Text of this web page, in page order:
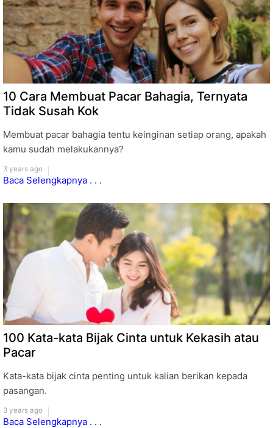
10 Cara Membuat Pacar Bahagia, Ternyata
Tidak Susah Kok
Membuat pacar bahagia tentu keinginan setiap orang, apakah
kamu sudah melakukannya?
3 years ago
Baca Selengkapnya . . .
100 Kata-kata Bijak Cinta untuk Kekasih atau
Pacar
Kata-kata bijak cinta penting untuk kalian berikan kepada
pasangan.
3 years ago
Baca Selengkapnya . . .